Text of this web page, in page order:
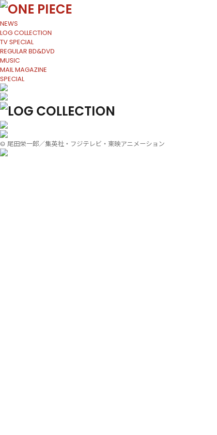
NEWS
LOG COLLECTION
TV SPECIAL
REGULAR BD&DVD
MUSIC
MAIL MAGAZINE
SPECIAL
LOG COLLECTION
© 尾田栄一郎／集英社・フジテレビ・東映アニメーション